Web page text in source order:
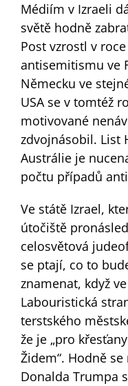
Médiím v Izraeli
světě hodně
Post vzrostl v
antisemitismu ve
Německu ve
USA se v tomtéž
motivované
zdvojnásobil. List
Austrálie je
počtu případů
Ve státě Izrael,
útočiště
celosvětová
se ptají, co to
znamenat, když
Labouristická
terstského
že je „pro
Židem“. Hodně
Donalda Trumpa